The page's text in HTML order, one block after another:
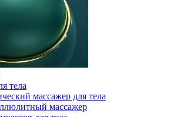
тела
массажер для тела
массажер